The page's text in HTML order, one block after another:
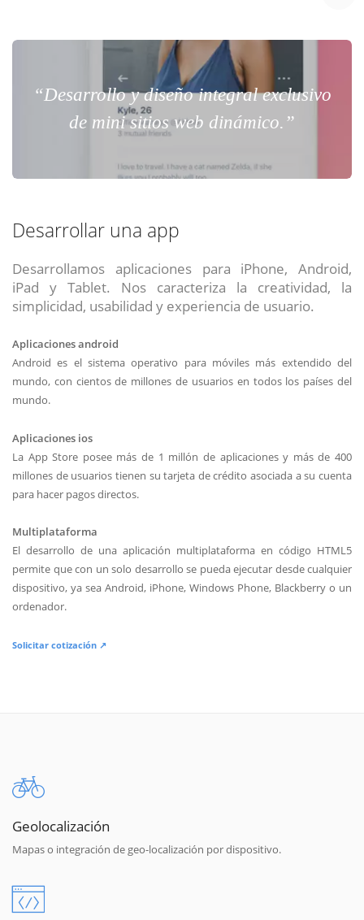
“Desarrollo y diseño integral exclusivo
de mini sitios web dinámico.”
Desarrollar una app
Desarrollamos aplicaciones para iPhone, Android,
iPad y Tablet. Nos caracteriza la creatividad, la
simplicidad, usabilidad y experiencia de usuario.
Aplicaciones android
Android es el sistema operativo para móviles más extendido del
mundo, con cientos de millones de usuarios en todos los países del
mundo.
Aplicaciones ios
La App Store posee más de 1 millón de aplicaciones y más de 400
millones de usuarios tienen su tarjeta de crédito asociada a su cuenta
para hacer pagos directos.
Multiplataforma
El desarrollo de una aplicación multiplataforma en código HTML5
permite que con un solo desarrollo se pueda ejecutar desde cualquier
dispositivo, ya sea Android, iPhone, Windows Phone, Blackberry o un
ordenador.
Solicitar cotización ↗
Geolocalización
Mapas o integración de geo-localización por dispositivo.